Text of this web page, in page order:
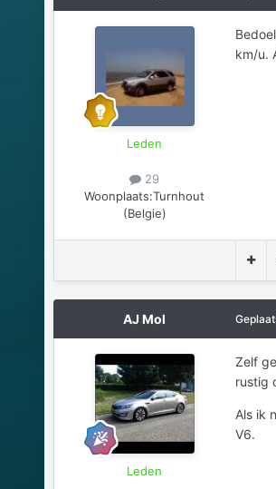
Leden
29
Woonplaats:Turnhout
(Belgie)
km/u.
AJ Mol
Leden
Zelf
rustig
Als ik
V6.